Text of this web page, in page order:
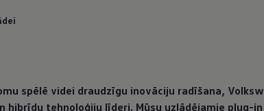
spēlē videi draudzīgu inovāciju radīšana,
hibrīdu tehnoloģiju līderi. Mūsu uzlādējamie plug-